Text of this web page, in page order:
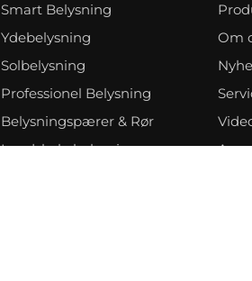
Smart Belysning
Ydebelysning
Solbelysning
Professionel Belysning
Belysningspærer & Rør
Landskabsbelysning
Om